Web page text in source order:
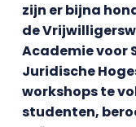
zijn er bijna
de
Academie voor
Juridische
workshops te
studenten,